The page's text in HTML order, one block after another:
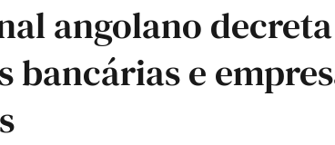
angolano
bancárias e